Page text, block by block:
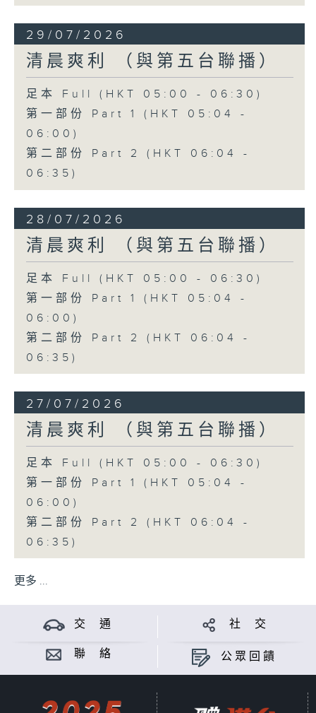
29/07/2026
清晨爽利 （與第五台聯播）
足本 Full (HKT 05:00 - 06:30)
第一部份 Part 1 (HKT 05:04 -
06:00)
第二部份 Part 2 (HKT 06:04 -
06:35)
28/07/2026
清晨爽利 （與第五台聯播）
足本 Full (HKT 05:00 - 06:30)
第一部份 Part 1 (HKT 05:04 -
06:00)
第二部份 Part 2 (HKT 06:04 -
06:35)
27/07/2026
清晨爽利 （與第五台聯播）
足本 Full (HKT 05:00 - 06:30)
第一部份 Part 1 (HKT 05:04 -
06:00)
第二部份 Part 2 (HKT 06:04 -
06:35)
更多 ...
交 通 社 交
聯 絡 公眾回饋